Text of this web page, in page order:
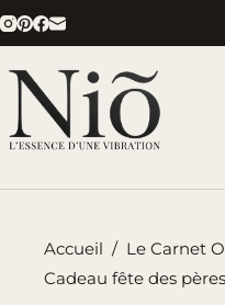
Passer
au
contenu
Accueil / Le Carnet
Cadeau fête des